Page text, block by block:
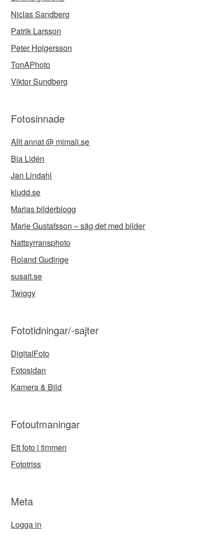
Niclas Sandberg
Patrik Larsson
Peter Holgersson
TonAPhoto
Viktor Sundberg
Fotosinnade
Allt annat @ mimali.se
Bia Lidén
Jan Lindahl
kludd.se
Marias bilderblogg
Marie Gustafsson – säg det med bilder
Nattsyrransphoto
Roland Gudinge
susajt.se
Twiggy
Fototidningar/-sajter
DigitalFoto
Fotosidan
Kamera & Bild
Fotoutmaningar
Ett foto i timmen
Fototriss
Meta
Logga in